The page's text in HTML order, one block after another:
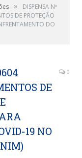
»
DISPENSA Nº
DE PROTEÇÃO
DO
DE
19 NO
0